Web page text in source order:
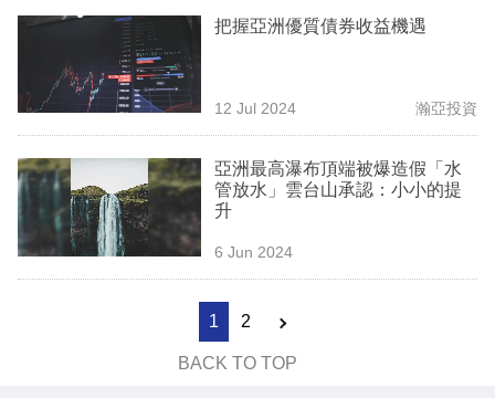
把握亞洲優質債券收益機遇
12 Jul 2024 瀚亞投資
亞洲最高瀑布頂端被爆造假「水
管放水」雲台山承認：小小的提
升
6 Jun 2024
1 2
BACK TO TOP